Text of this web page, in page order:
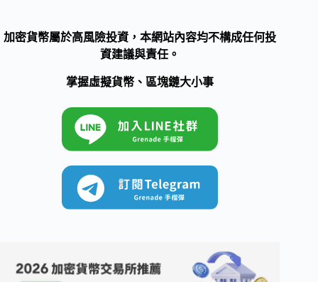
加密貨幣屬於高風險投資，本網站內容均不構成任何投
資建議與責任。
掌握虛擬貨幣、區塊鏈大小事